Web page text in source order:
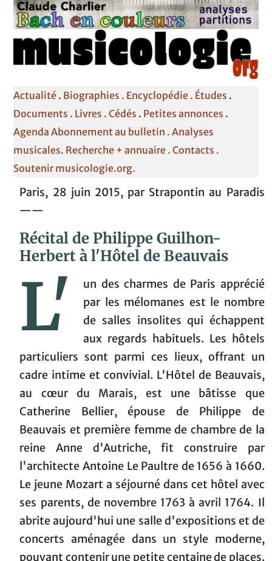
Actualité . Biographies . Encyclopédie . Études .
Documents . Livres .Cédés . Petites annonces .
Agenda Abonnement au bulletin .Analyses
musicales. Recherche + annuaire .Contacts .
Soutenir musicologie.org.
Paris, 28 juin 2015, par Strapontin au Paradis
——
Récital de Philippe Guilhon-
Herbert à l'Hôtel de Beauvais
L'
un des charmes de Paris apprécié
par les mélomanes est le nombre
de salles insolites qui échappent
aux regards habituels. Les hôtels
particuliers sont parmi ces lieux, offrant un
cadre intime et convivial. L'Hôtel de Beauvais,
au cœur du Marais, est une bâtisse que
Catherine Bellier, épouse de Philippe de
Beauvais et première femme de chambre de la
reine Anne d'Autriche, fit construire par
l'architecte Antoine Le Paultre de 1656 à 1660.
Le jeune Mozart a séjourné dans cet hôtel avec
ses parents, de novembre 1763 à avril 1764. Il
abrite aujourd'hui une salle d'expositions et de
concerts aménagée dans un style moderne,
pouvant contenir une petite centaine de places.